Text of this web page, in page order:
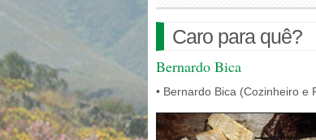
Caro para quê?
Bernardo Bica
• Bernardo Bica (Cozinheiro e